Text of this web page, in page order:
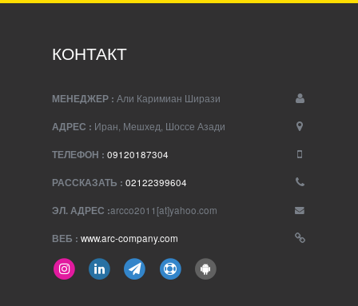
КОНТАКТ
МЕНЕДЖЕР : Али Каримиан Ширази
АДРЕС : Иран, Мешхед, Шоссе Азади
ТЕЛЕФОН : 09120187304
РАССКАЗАТЬ : 02122399604
ЭЛ. АДРЕС :arcco2011[at]yahoo.com
ВЕБ : www.arc-company.com